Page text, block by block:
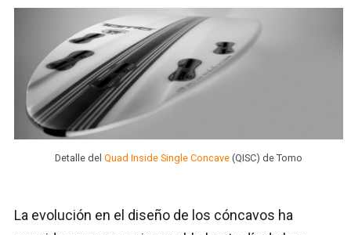
Detalle del Quad Inside Single Concave (QISC) de Tomo
La evolución en el diseño de los cóncavos ha